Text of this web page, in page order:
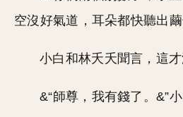
空沒好氣道，耳朵都快聽出繭
小白和林夭夭聞言，這才
&“師尊，我有錢了。&”